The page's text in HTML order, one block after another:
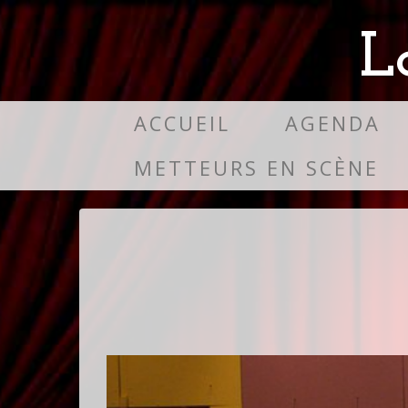
ACCUEIL
AGENDA
METTEURS EN SCÈNE